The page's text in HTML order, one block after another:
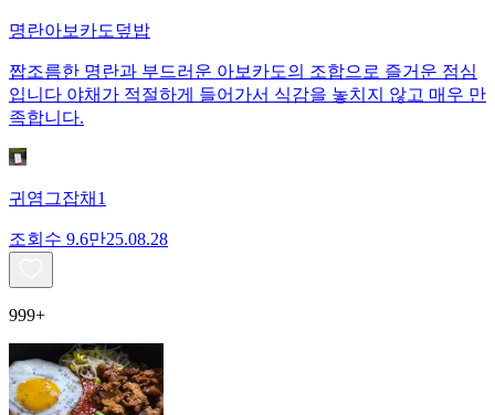
명란아보카도덮밥
짭조름한 명란과 부드러운 아보카도의 조합으로 즐거운 점심
입니다 야채가 적절하게 들어가서 식감을 놓치지 않고 매우 만
족합니다.
귀염그잡채1
조회수 9.6만25.08.28
999+